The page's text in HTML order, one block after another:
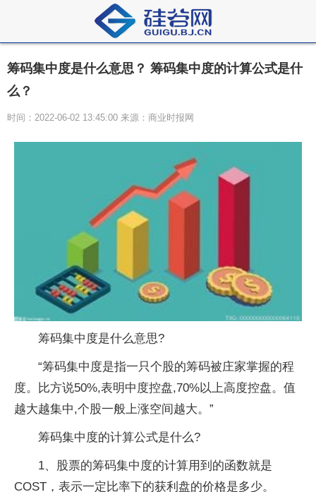
筹码集中度是什么意思？ 筹码集中度的计算公式是什
么？
时间：2022-06-02 13:45:00 来源：商业时报网
筹码集中度是什么意思?
“筹码集中度是指一只个股的筹码被庄家掌握的程
度。比方说50%,表明中度控盘,70%以上高度控盘。值
越大越集中,个股一般上涨空间越大。”
筹码集中度的计算公式是什么?
1、股票的筹码集中度的计算用到的函数就是
COST，表示一定比率下的获利盘的价格是多少。